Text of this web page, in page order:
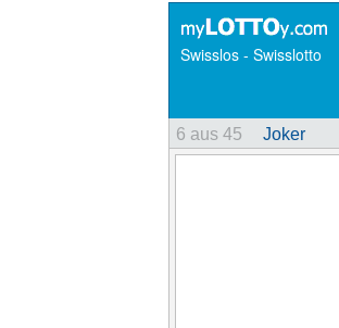
Swisslos - Swisslotto
6 aus 45 Joker